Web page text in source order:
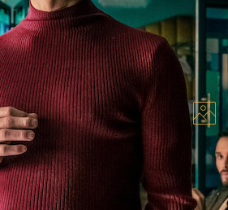
будинку” “Берлін” на